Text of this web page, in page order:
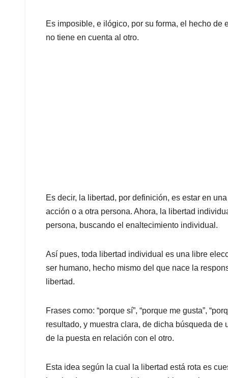
Es imposible, e ilógico, por su forma, el hecho
no tiene en cuenta al otro.
Es decir, la libertad, por definición, es estar en
acción o a otra persona. Ahora, la libertad
persona, buscando el enaltecimiento individual.
Así pues, toda libertad individual es una libre
ser humano, hecho mismo del que nace la
libertad.
Frases como: “porque sí”, “porque me gusta”,
resultado, y muestra clara, de dicha búsqueda
de la puesta en relación con el otro.
Esta idea según la cual la libertad está rota es